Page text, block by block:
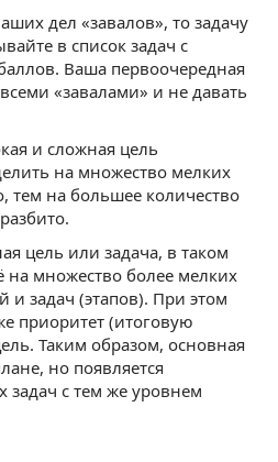
дел «завалов», то задачу
в список задач с
Ваша первоочередная
«завалами» и не давать
и сложная цель
на множество мелких
тем на большее количество
цель или задача, в таком
на множество более мелких
и задач (этапов). При этом
приоритет (итоговую
Таким образом, основная
но появляется
задач с тем же уровнем